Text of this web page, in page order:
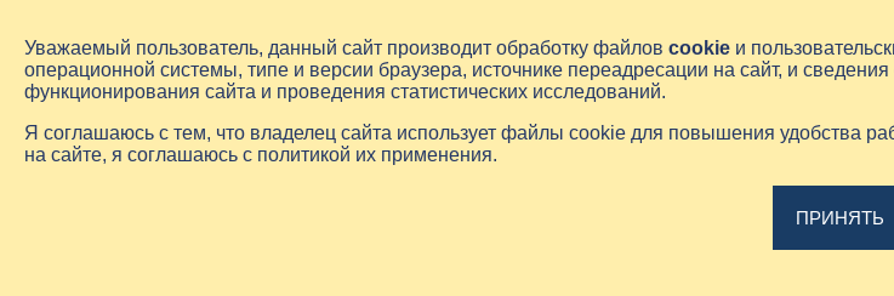
Уважаемый пользователь, данный сайт производит обработку файлов cookie и
операционной системы, типе и версии браузера, источнике переадресации на сайт, и
функционирования сайта и проведения статистических исследований.
Я соглашаюсь с тем, что владелец сайта использует файлы cookie для повышения удобства
на сайте, я соглашаюсь с политикой их применения.
ПРИНЯТЬ